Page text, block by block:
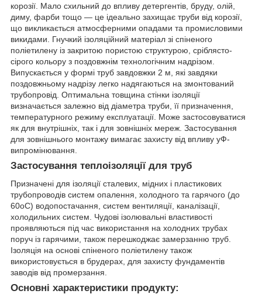
корозії. Мало схильний до впливу детергентів, бруду, олій,
диму, фарби тощо — це ідеально захищає труби від корозії,
що викликається атмосферними опадами та промисловими
викидами. Гнучкий ізоляційний матеріал зі спіненого
поліетилену із закритою пористою структурою, сріблясто-
сірого кольору з поздовжнім технологічним надрізом.
Випускається у формі труб завдовжки 2 м, які завдяки
поздовжньому надрізу легко надягаються на змонтований
трубопровід. Оптимальна товщина стінки ізоляції
визначається залежно від діаметра труби, її призначення,
температурного режиму експлуатації. Може застосовуватися
як для внутрішніх, так і для зовнішніх мереж. Застосування
для зовнішнього монтажу вимагає захисту від впливу уФ-
випромінювання.
Застосування теплоізоляції для труб
Призначені для ізоляції сталевих, мідних і пластикових
трубопроводів систем опалення, холодного та гарячого (до
60oC) водопостачання, систем вентиляції, каналізації,
холодильних систем. Чудові ізолювальні властивості
проявляються під час використання на холодних трубах
поруч із гарячими, також перешкоджає замерзанню труб.
Ізоляція на основі спіненого поліетилену також
використовується в брудерах, для захисту фундаментів
заводів від промерзання.
Основні характеристики продукту: